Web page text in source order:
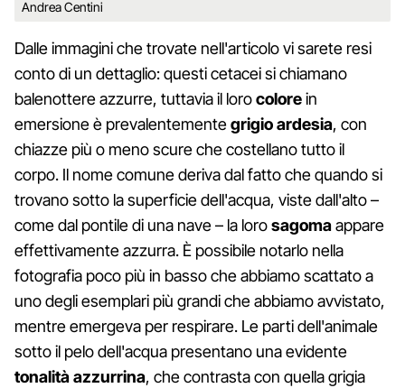
Andrea Centini
Dalle immagini che trovate nell'articolo vi sarete resi
conto di un dettaglio: questi cetacei si chiamano
balenottere azzurre, tuttavia il lorocolorein
emersione è prevalentementegrigio ardesia, con
chiazze più o meno scure che costellano tutto il
corpo. Il nome comune deriva dal fatto che quando si
trovano sotto la superficie dell'acqua, viste dall'alto –
come dal pontile di una nave – la lorosagomaappare
effettivamente azzurra. È possibile notarlo nella
fotografia poco più in basso che abbiamo scattato a
uno degli esemplari più grandi che abbiamo avvistato,
mentre emergeva per respirare. Le parti dell'animale
sotto il pelo dell'acqua presentano una evidente
tonalità azzurrina, che contrasta con quella grigia